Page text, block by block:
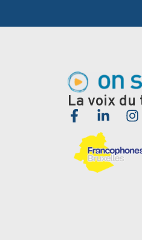
La voix du